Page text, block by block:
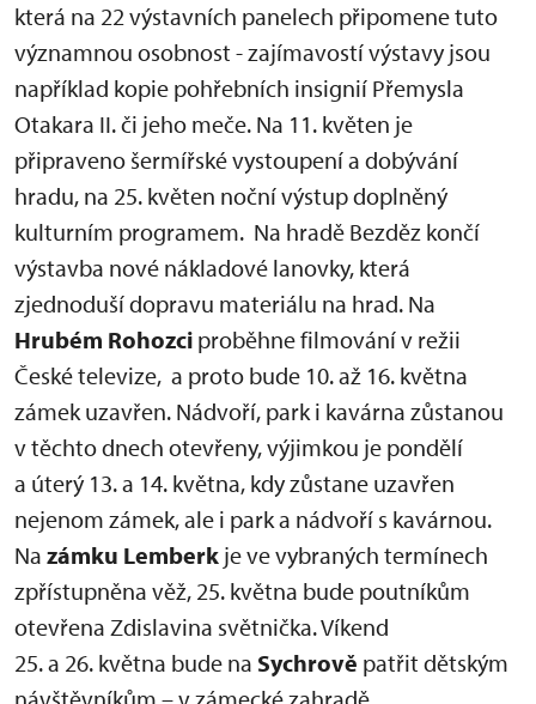
která na 22 výstavních panelech připomene tuto
významnou osobnost - zajímavostí výstavy jsou
například kopie pohřebních insignií Přemysla
Otakara II. či jeho meče. Na 11. květen je
připraveno šermířské vystoupení a dobývání
hradu, na 25. květen noční výstup doplněný
kulturním programem. Na hradě Bezděz končí
výstavba nové nákladové lanovky, která
zjednoduší dopravu materiálu na hrad. Na
Hrubém Rohozci proběhne filmování v režii
České televize, a proto bude 10. až 16. května
zámek uzavřen. Nádvoří, park i kavárna zůstanou
v těchto dnech otevřeny, výjimkou je pondělí
a úterý 13. a 14. května, kdy zůstane uzavřen
nejenom zámek, ale i park a nádvoří s kavárnou.
Na zámku Lemberk je ve vybraných termínech
zpřístupněna věž, 25. května bude poutníkům
otevřena Zdislavina světnička. Víkend
25. a 26. května bude na Sychrově patřit dětským